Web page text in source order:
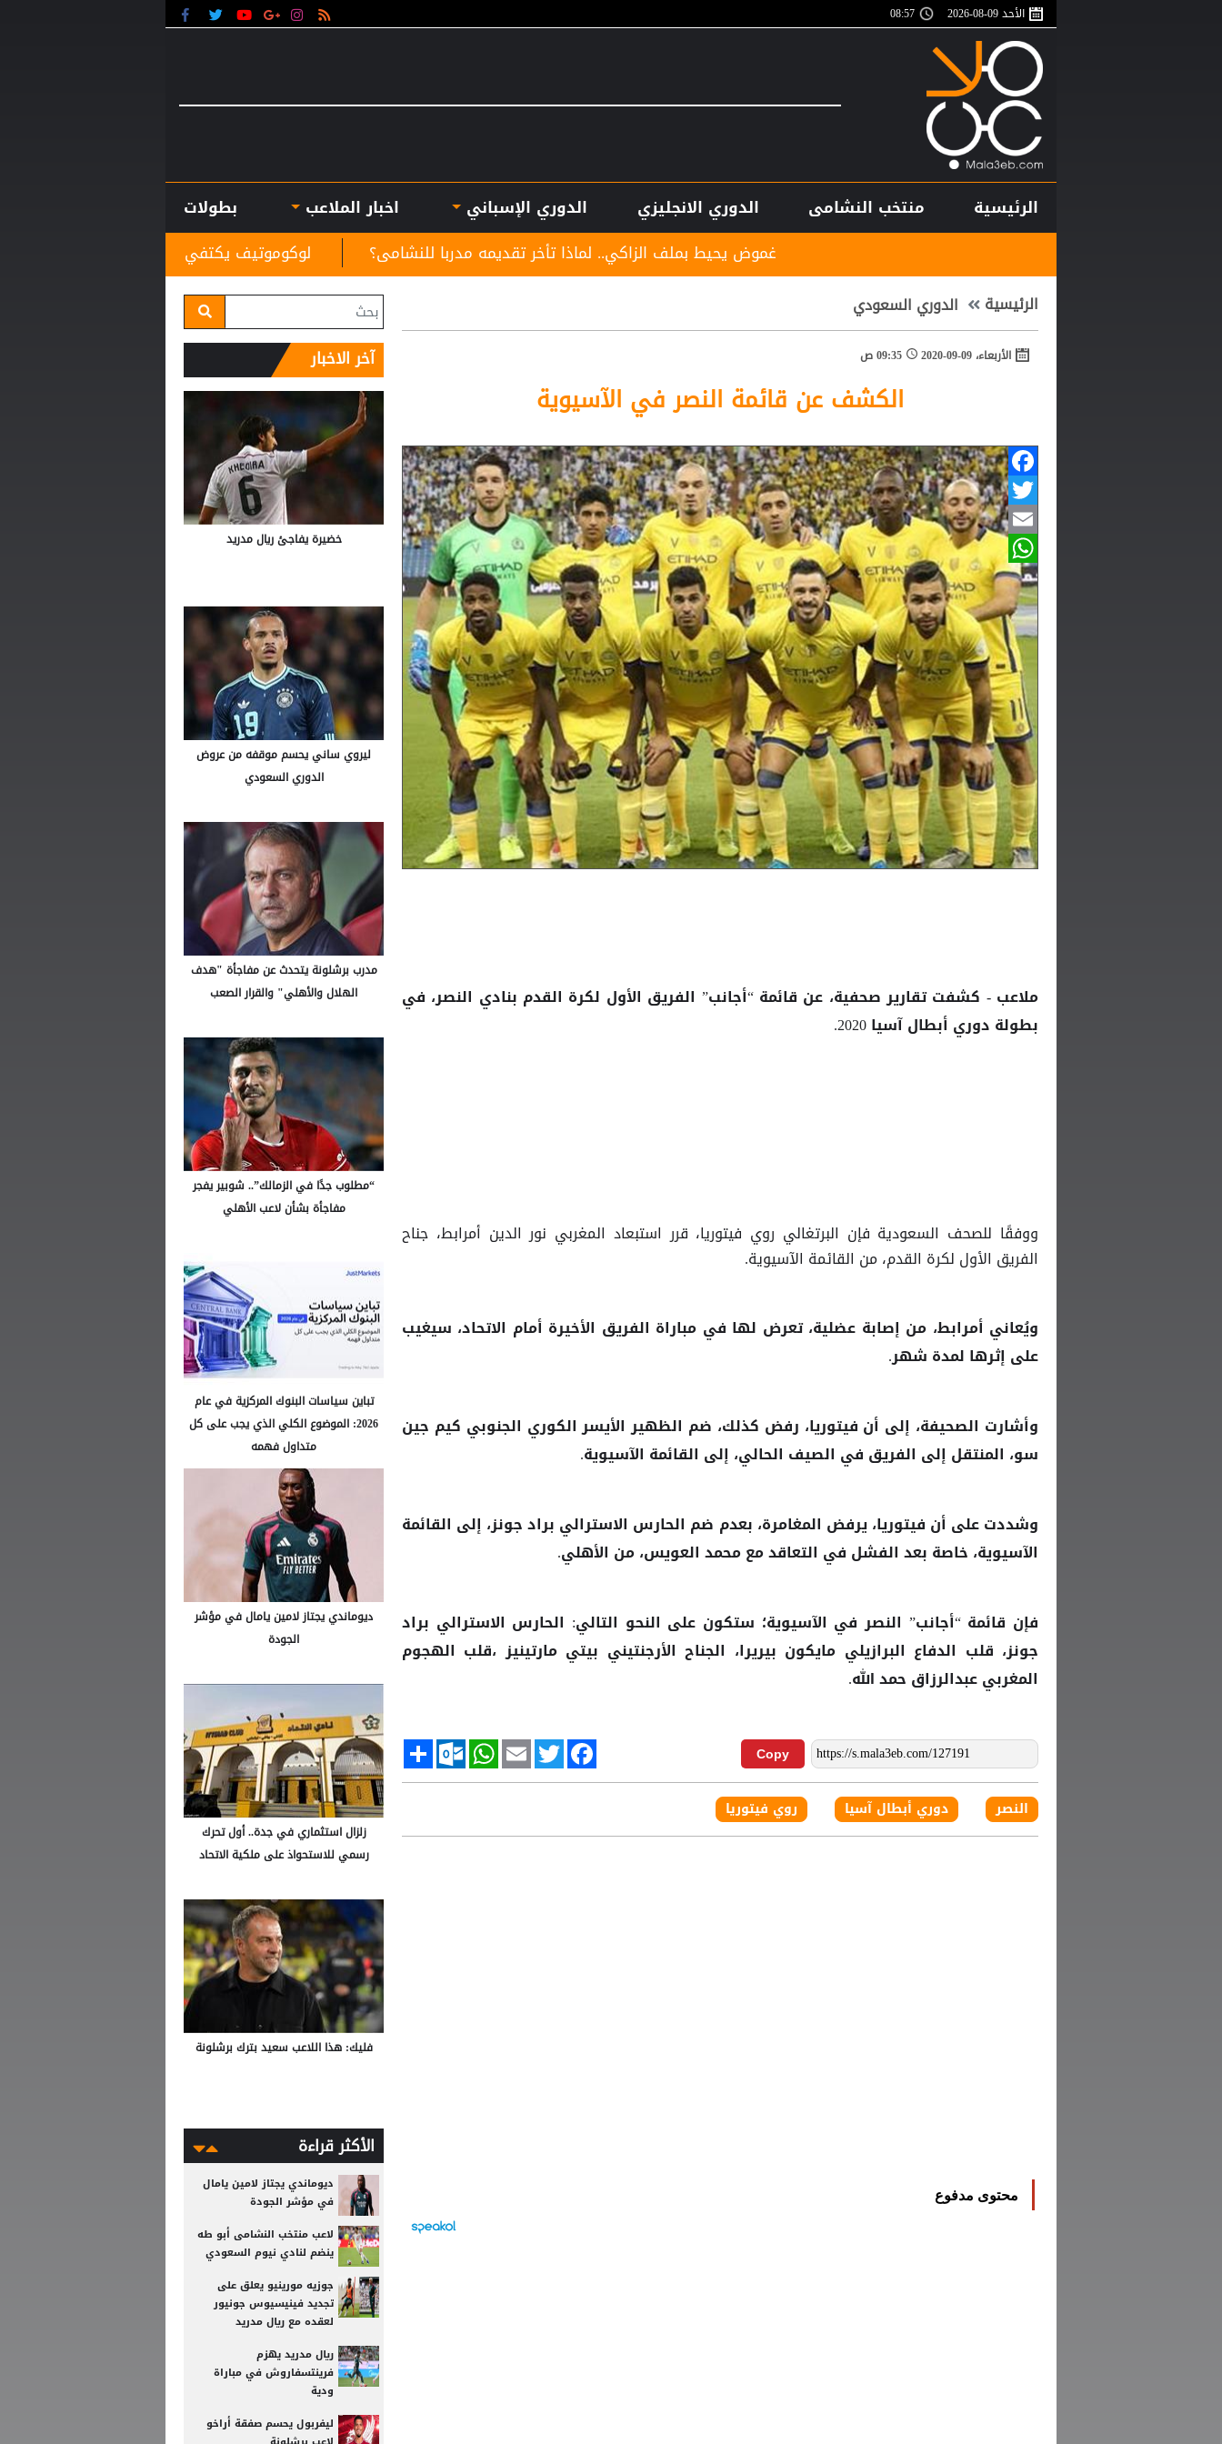
الأحد 09-08-2026 08:57
الرئيسية منتخب النشامى الدوري الانجليزي الدوري الإسباني اخبار الملاعب
بطولات
لوكوموتيف يكتفي بنقطة التعادل أمام أكرون في الدوري
غموض يحيط بملف الزاكي.. لماذا تأخر تقديمه مدربا للنشامى؟
الرئيسية الدوري السعودي
الأربعاء، 09-09-2020 09:35 ص
الكشف عن قائمة النصر في الآسيوية
Facebook
Twitter
Email
WhatsApp
ملاعب - كشفت تقارير صحفية، عن قائمة “أجانب” الفريق الأول لكرة القدم بنادي النصر، في
بطولة دوري أبطال آسيا 2020.
ووفقًا للصحف السعودية فإن البرتغالي روي فيتوريا، قرر استبعاد المغربي نور الدين أمرابط، جناح
الفريق الأول لكرة القدم، من القائمة الآسيوية.
ويُعاني أمرابط، من إصابة عضلية، تعرض لها في مباراة الفريق الأخيرة أمام الاتحاد، سيغيب
على إثرها لمدة شهر.
وأشارت الصحيفة، إلى أن فيتوريا، رفض كذلك، ضم الظهير الأيسر الكوري الجنوبي كيم جين
سو، المنتقل إلى الفريق في الصيف الحالي، إلى القائمة الآسيوية.
وشددت على أن فيتوريا، يرفض المغامرة، بعدم ضم الحارس الاسترالي براد جونز، إلى القائمة
الآسيوية، خاصة بعد الفشل في التعاقد مع محمد العويس، من الأهلي.
فإن قائمة “أجانب” النصر في الآسيوية؛ ستكون على النحو التالي: الحارس الاسترالي براد
جونز، قلب الدفاع البرازيلي مايكون بيريرا، الجناح الأرجنتيني بيتي مارتينيز ،قلب الهجوم
المغربي عبدالرزاق حمد الله.
Copy
Facebook
Twitter
Email
WhatsApp
Outlook.com
Share
النصر دوري أبطال آسيا روي فيتوريا
محتوى مدفوع
آخر الاخبار
خضيرة يفاجئ ريال مدريد
ليروي ساني يحسم موقفه من عروض
الدوري السعودي
مدرب برشلونة يتحدث عن مفاجأة "هدف
الهلال والأهلي" والقرار الصعب
“مطلوب جدًا في الزمالك”.. شوبير يفجر
مفاجأة بشأن لاعب الأهلي
تباين سياسات البنوك المركزية في عام
2026: الموضوع الكلي الذي يجب على كل
متداول فهمه
ديوماندي يجتاز لامين يامال في مؤشر
الجودة
زلزال استثماري في جدة.. أول تحرك
رسمي للاستحواذ على ملكية الاتحاد
فليك: هذا اللاعب سعيد بترك برشلونة
الأكثر قراءة
ديوماندي يجتاز لامين يامال
في مؤشر الجودة
لاعب منتخب النشامى أبو طه
ينضم لنادي نيوم السعودي
جوزيه مورينيو يعلق على
تجديد فينيسيوس جونيور
لعقده مع ريال مدريد
ريال مدريد يهزم
فرينتسفاروش في مباراة
ودية
ليفربول يحسم صفقة أراخو